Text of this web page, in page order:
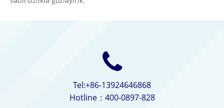
Tel:+86-13924646868
Hotline：400-0897-828